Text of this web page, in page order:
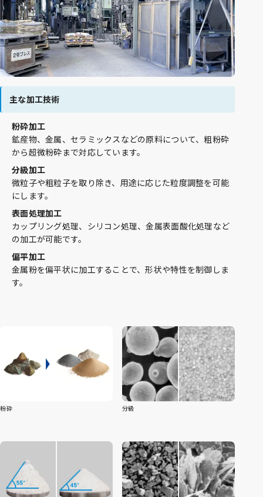
主な加工技術
粉砕加工
鉱産物、金属、セラミックスなどの原料について、粗粉砕
から超微粉砕まで対応しています。
分級加工
微粒子や粗粒子を取り除き、用途に応じた粒度調整を可能
にします。
表面処理加工
カップリング処理、シリコン処理、金属表面酸化処理など
の加工が可能です。
偏平加工
金属粉を偏平状に加工することで、形状や特性を制御しま
す。
粉砕 分級